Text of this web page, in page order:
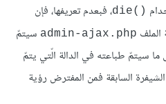
()
die، فبعدم تعريفها، فإن
الملف admin-ajax.php سيتمّ
0 بالإضافة إلى ما سيتمّ طباعته في الدالة الّتي يتمّ
السابقة فمن المفترض رؤية